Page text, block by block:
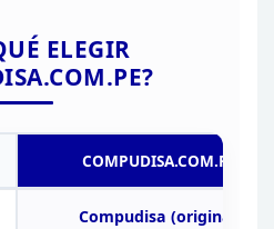
ELEGIR
COMPUDISA.COM.PE
Compudisa (original)